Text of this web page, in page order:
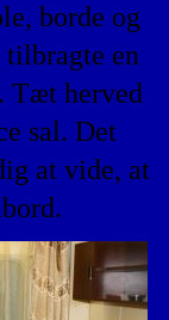
borde og
tilbragte en
Tæt herved
sal. Det
at vide, at